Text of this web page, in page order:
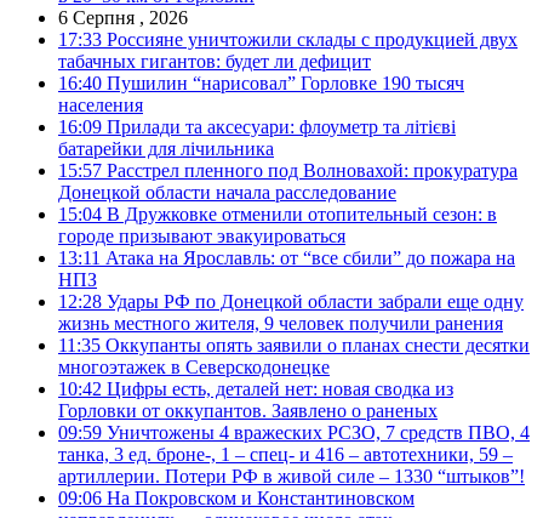
6 Серпня , 2026
17:33 Россияне уничтожили склады с продукцией двух
табачных гигантов: будет ли дефицит
16:40 Пушилин “нарисовал” Горловке 190 тысяч
населения
16:09 Прилади та аксесуари: флоуметр та літієві
батарейки для лічильника
15:57 Расстрел пленного под Волновахой: прокуратура
Донецкой области начала расследование
15:04 В Дружковке отменили отопительный сезон: в
городе призывают эвакуироваться
13:11 Атака на Ярославль: от “все сбили” до пожара на
НПЗ
12:28 Удары РФ по Донецкой области забрали еще одну
жизнь местного жителя, 9 человек получили ранения
11:35 Оккупанты опять заявили о планах снести десятки
многоэтажек в Северскодонецке
10:42 Цифры есть, деталей нет: новая сводка из
Горловки от оккупантов. Заявлено о раненых
09:59 Уничтожены 4 вражеских РСЗО, 7 средств ПВО, 4
танка, 3 ед. броне-, 1 – спец- и 416 – автотехники, 59 –
артиллерии. Потери РФ в живой силе – 1330 “штыков”!
09:06 На Покровском и Константиновском